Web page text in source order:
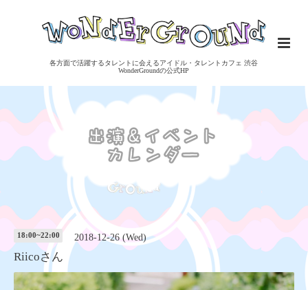
各方面で活躍するタレントに会えるアイドル・タレントカフェ 渋谷
WonderGroundの公式HP
18:00~22:00 2018-12-26 (Wed)
Riicoさん